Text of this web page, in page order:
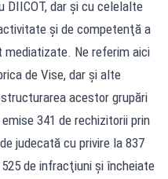
DIICOT, dar şi cu celelalte
şi de competenţă a
Ne referim aici
de Vise, dar şi alte
acestor grupări
341 de rechizitorii prin
judecată cu privire la 837
de infracţiuni şi încheiate